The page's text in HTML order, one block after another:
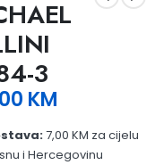
3
KM
7,00 KM za cijelu
i Hercegovinu